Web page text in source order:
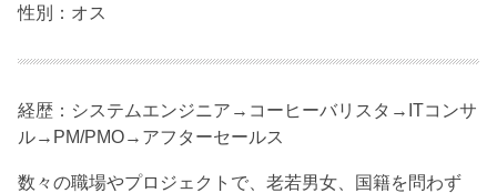
性別：オス
経歴：システムエンジニア→コーヒーバリスタ→ITコンサ
ル→PM/PMO→アフターセールス
数々の職場やプロジェクトで、老若男女、国籍を問わず